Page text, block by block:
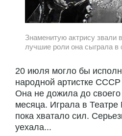
Знаменитую актрису звали
лучшие роли она сыграла в
20 июля могло бы
народной артистке
Она не дожила до
месяца. Играла в Театре
пока хватало сил.
уехала...